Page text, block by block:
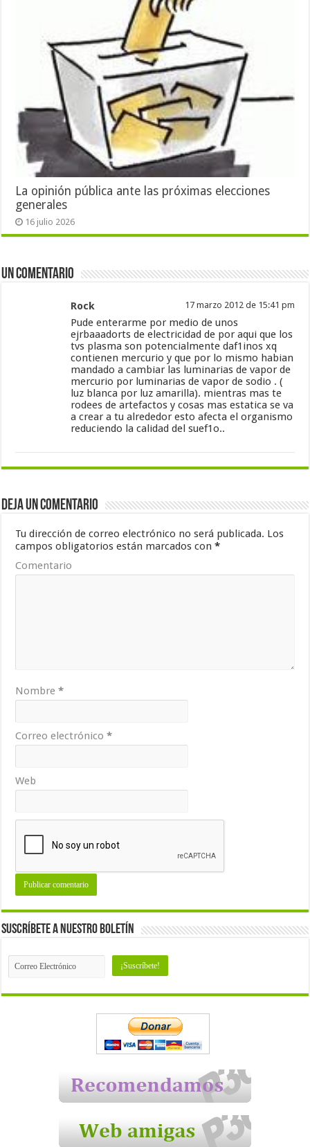
La opinión pública ante las próximas elecciones
generales
16 julio 2026
Un comentario
Rock 17 marzo 2012 de 15:41 pm
Pude enterarme por medio de unos
ejrbaaadorts de electricidad de por aqui que los
tvs plasma son potencialmente daf1inos xq
contienen mercurio y que por lo mismo habian
mandado a cambiar las luminarias de vapor de
mercurio por luminarias de vapor de sodio . (
luz blanca por luz amarilla). mientras mas te
rodees de artefactos y cosas mas estatica se va
a crear a tu alrededor esto afecta el organismo
reduciendo la calidad del suef1o..
Deja un comentario
Tu dirección de correo electrónico no será publicada. Los
campos obligatorios están marcados con*
Comentario
Nombre*
Correo electrónico*
Web
Suscríbete a nuestro Boletín